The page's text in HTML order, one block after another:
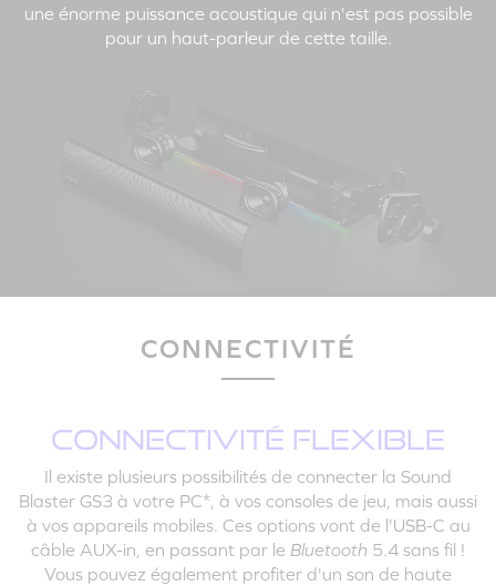
une énorme puissance acoustique qui n'est pas possible
pour un haut-parleur de cette taille.
CONNECTIVITÉ
CONNECTIVITÉ FLEXIBLE
Il existe plusieurs possibilités de connecter la Sound
Blaster GS3 à votre PC*, à vos consoles de jeu, mais aussi
à vos appareils mobiles. Ces options vont de l'USB-C au
câble AUX-in, en passant par le Bluetooth 5.4 sans fil !
Vous pouvez également profiter d'un son de haute